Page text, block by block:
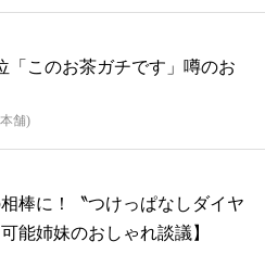
「このお茶ガチです」噂のお
舗)
棒に！〝つけっぱなしダイヤ
能姉妹のおしゃれ談議】